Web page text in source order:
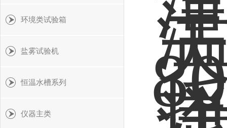
环境类试验箱
盐雾试验机
恒温水槽系列
仪器主类